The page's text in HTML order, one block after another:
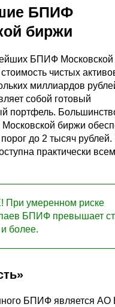
БПИФ
биржи
БПИФ
чистых
миллиардов
собой готовый
портфель.
биржи
до 2 тысяч
практически всем
умеренном риске
БПИФ превышает
более.
БПИФ является